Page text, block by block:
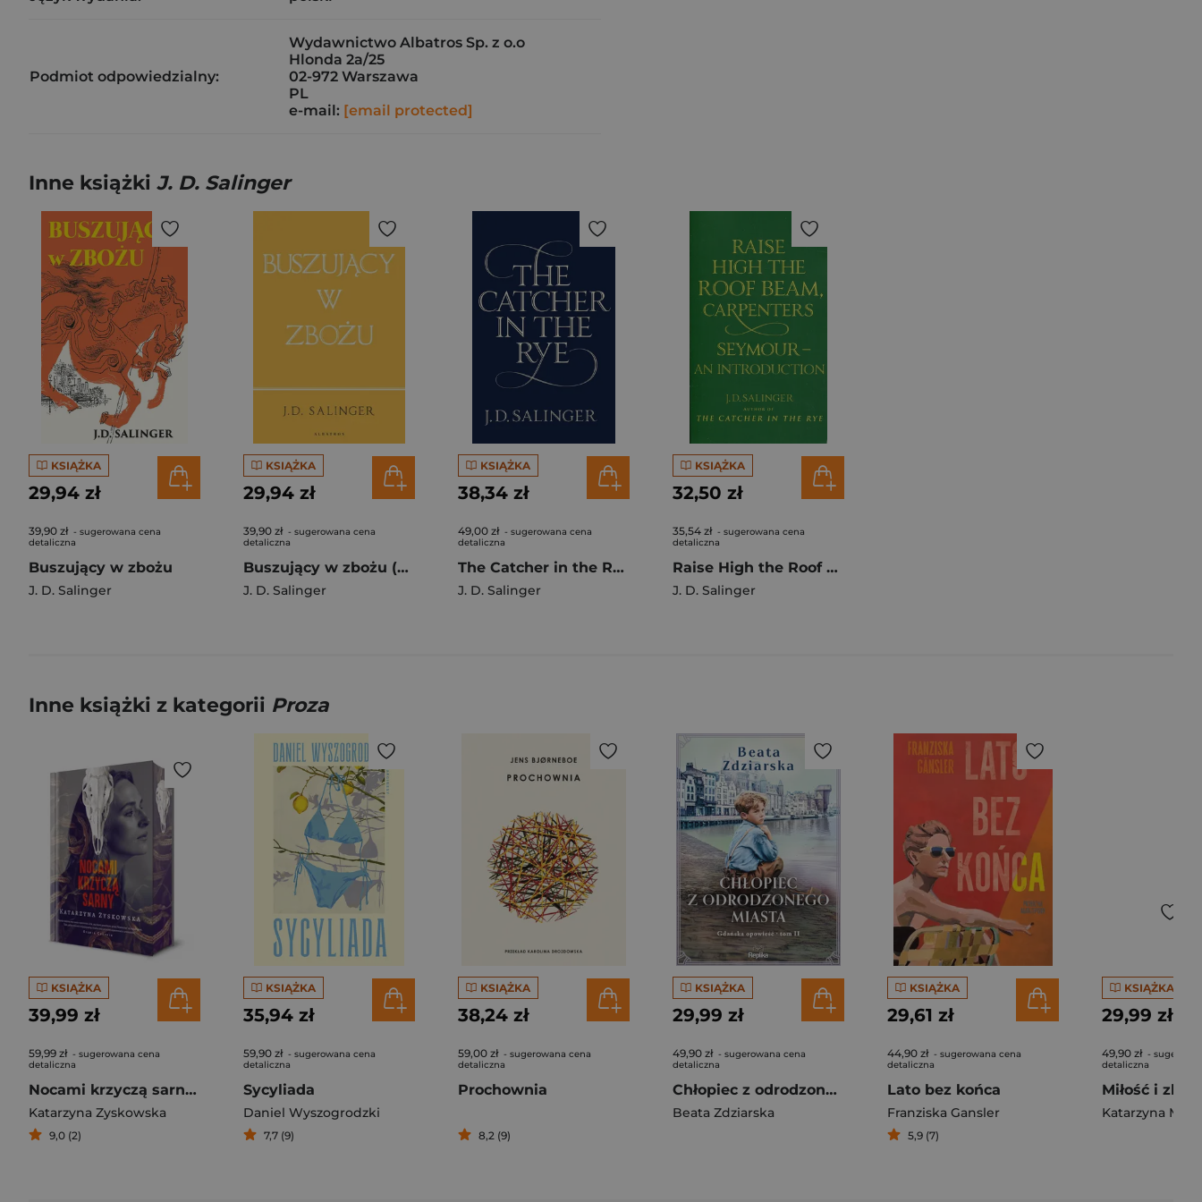
Podmiot odpowiedzialny:
Wydawnictwo Albatros Sp. z o.o
Hlonda 2a/25
02-972 Warszawa
PL
e-mail: [email protected]
Inne książki J. D. Salinger
KSIĄŻKA
29,94 zł
39,90 zł - sugerowana cena
detaliczna
Buszujący w zbożu
J. D. Salinger
KSIĄŻKA
29,94 zł
39,90 zł - sugerowana cena
detaliczna
Buszujący w zbożu (wydanie jubileuszowe)
J. D. Salinger
KSIĄŻKA
38,34 zł
49,00 zł - sugerowana cena
detaliczna
The Catcher in the Rye wer. angielska
J. D. Salinger
KSIĄŻKA
32,50 zł
35,54 zł - sugerowana cena
detaliczna
Raise High the Roof Beam Carpe
J. D. Salinger
Inne książki z kategorii Proza
KSIĄŻKA
39,99 zł
59,99 zł - sugerowana cena
detaliczna
Nocami krzyczą sarny (wyd. 2026, barwione brzegi)
Katarzyna Zyskowska
9,0 (2)
KSIĄŻKA
35,94 zł
59,90 zł - sugerowana cena
detaliczna
Sycyliada
Daniel Wyszogrodzki
7,7 (9)
KSIĄŻKA
38,24 zł
59,00 zł - sugerowana cena
detaliczna
Prochownia
8,2 (9)
KSIĄŻKA
29,99 zł
49,90 zł - sugerowana cena
detaliczna
Chłopiec z odrodzonego miasta. Gdańska opowieść, Tom 2
Beata Zdziarska
KSIĄŻKA
29,61 zł
44,90 zł - sugerowana cena
detaliczna
Lato bez końca
Franziska Gansler
5,9 (7)
KSIĄŻKA
29,99 zł
49,90 zł -
detaliczna
Katarzyna